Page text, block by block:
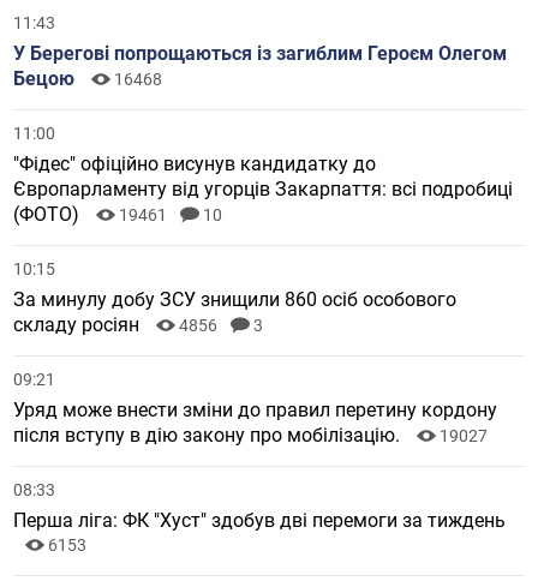
11:43
У Берегові попрощаються із загиблим Героєм Олегом
Бецою
16468
11:00
"Фідес" офіційно висунув кандидатку до
Європарламенту від угорців Закарпаття: всі подробиці
(ФОТО)
19461 10
10:15
За минулу добу ЗСУ знищили 860 осіб особового
складу росіян
4856 3
09:21
Уряд може внести зміни до правил перетину кордону
після вступу в дію закону про мобілізацію.
19027
08:33
Перша ліга: ФК "Хуст" здобув дві перемоги за тиждень
6153